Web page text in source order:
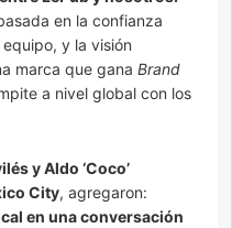
en la confianza
y la visión
marca que gana Brand
a nivel global con los
y Aldo ‘Coco’
City, agregaron:
en una conversación